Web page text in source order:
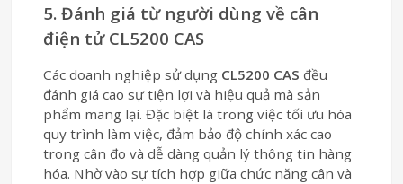
5. Đánh giá từ người dùng về cân
điện tử CL5200 CAS
Các doanh nghiệp sử dụng CL5200 CAS đều
đánh giá cao sự tiện lợi và hiệu quả mà sản
phẩm mang lại. Đặc biệt là trong việc tối ưu hóa
quy trình làm việc, đảm bảo độ chính xác cao
trong cân đo và dễ dàng quản lý thông tin hàng
hóa. Nhờ vào sự tích hợp giữa chức năng cân và